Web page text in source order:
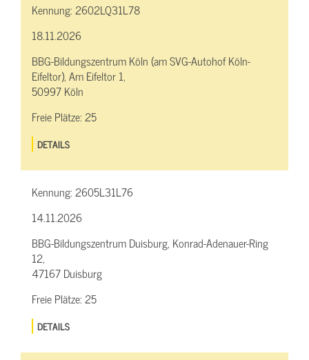
Kennung:2602LQ31L78
18.11.2026
BBG-Bildungszentrum Köln (am SVG-Autohof Köln-
Eifeltor), Am Eifeltor 1,
50997 Köln
Freie Plätze:25
DETAILS
Kennung:2605L31L76
14.11.2026
BBG-Bildungszentrum Duisburg, Konrad-Adenauer-Ring
12,
47167 Duisburg
Freie Plätze:25
DETAILS